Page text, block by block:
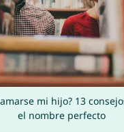
mi hijo? 13
el nombre perfecto